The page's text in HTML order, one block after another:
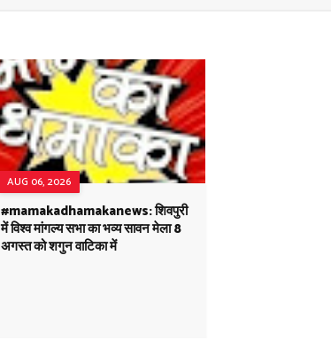
AUG 06, 2026
#mamakadhamakanews: शिवपुरी
में विश्व मांगल्य सभा का भव्य सावन मेला 8
अगस्त को शगुन वाटिका में